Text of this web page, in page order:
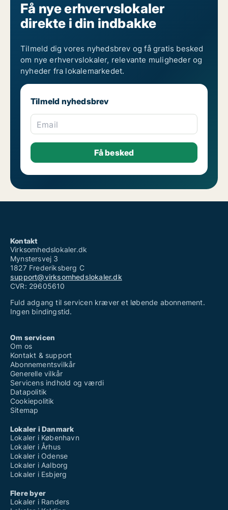
Få nye erhvervslokaler
direkte i din indbakke
Tilmeld dig vores nyhedsbrev og få gratis besked
om nye erhvervslokaler, relevante muligheder og
nyheder fra lokalemarkedet.
Tilmeld nyhedsbrev
Email
Kontakt
Virksomhedslokaler.dk
Mynstersvej 3
1827 Frederiksberg C
support@virksomhedslokaler.dk
CVR: 29605610
Fuld adgang til servicen kræver et løbende abonnement.
Ingen bindingstid.
Om servicen
Om os
Kontakt & support
Abonnementsvilkår
Generelle vilkår
Servicens indhold og værdi
Datapolitik
Cookiepolitik
Sitemap
Lokaler i Danmark
Lokaler i København
Lokaler i Århus
Lokaler i Odense
Lokaler i Aalborg
Lokaler i Esbjerg
Flere byer
Lokaler i Randers